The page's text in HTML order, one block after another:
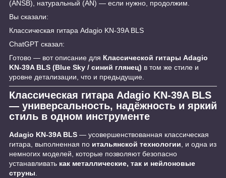
(ANSB), натуральный (AN) — если нужно, продолжим.
Вы сказали:
Классическая гитара Adagio KN-39A BLS
ChatGPT сказал:
Готово — вот описание для Классической гитары Adagio
KN-39A BLS (Blue Sky / синий глянец) в том же стиле и
уровне детализации, что и предыдущие.
Классическая гитара Adagio KN-39A BLS
— универсальность, надёжность и яркий
стиль в одном инструменте
Adagio KN-39A BLS — усовершенствованная классическая
гитара, выполненная по итальянской технологии , и одна из
немногих моделей, которые позволяют безопасно
устанавливать как металлические, так и нейлоновые
струны